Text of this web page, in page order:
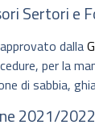
Sertori e
dalla
per la
di sabbia,
2021/2022